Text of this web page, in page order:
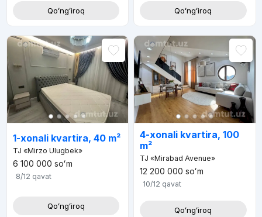
Qoʻngʻiroq Qoʻngʻiroq
1-xonali kvartira, 40 m²
TJ «Mirzo Ulugbek»
6 100 000 soʻm
8/12 qavat
Qoʻngʻiroq
4-xonali kvartira, 100
m²
TJ «Mirabad Avenue»
12 200 000 soʻm
10/12 qavat
Qoʻngʻiroq